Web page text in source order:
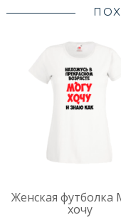
Женская футболка
хочу